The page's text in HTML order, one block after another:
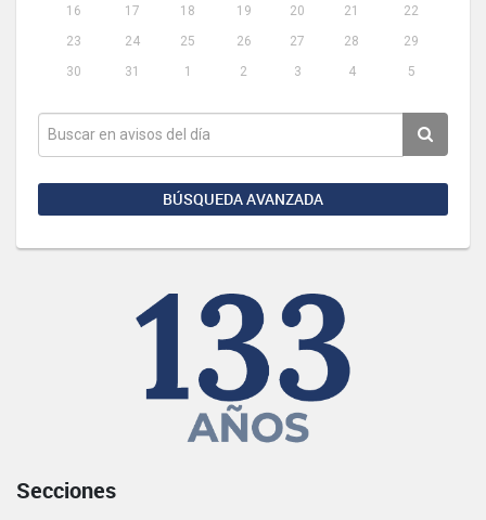
16
17 18 19 20 21
22
23
24 25 26 27 28
29
30
31 1 2 3 4 5
BÚSQUEDA AVANZADA
Secciones